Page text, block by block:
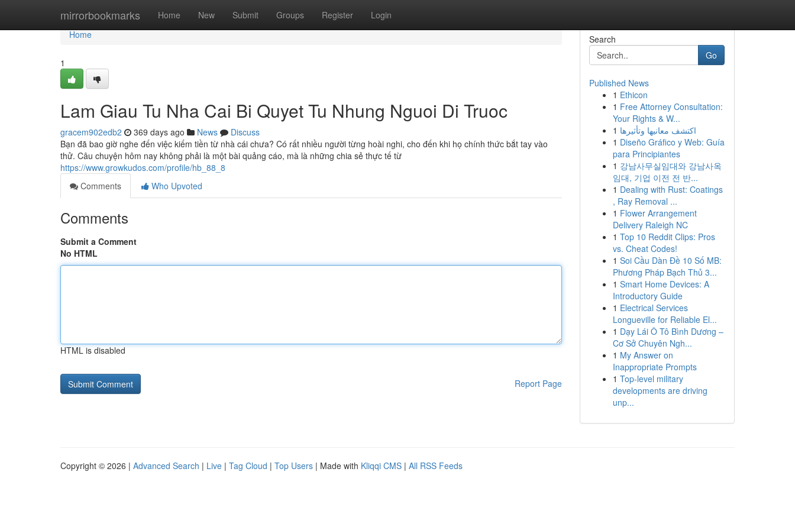
mirrorbookmarks Home New Submit Groups Register Login
Home
Home
1
Lam Giau Tu Nha Cai Bi Quyet Tu Nhung Nguoi Di Truoc
gracem902edb2 369 days ago News
Discuss
Bạn đã bao giờ nghe đến việc kiếm tiền từ nhà cái chưa? Có rất nhiều người từng hoài nghi, cho đến khi họ chính thức bắt tay vào
thử. Câu chuyện hôm nay không phải là một bài quảng cáo, mà là những chia sẻ thực tế từ
https://www.growkudos.com/profile/hb_88_8
Comments
Who Upvoted
Comments
Submit a Comment
No HTML
HTML is disabled
Report Page
Search
Go
Published News
1 Ethicon
1 Free Attorney Consultation:
Your Rights & W...
1 اكتشف معانيها وتأثيرها
1 Diseño Gráfico y Web: Guía
para Principiantes
1 강남사무실임대와 강남사옥
임대, 기업 이전 전 반...
1 Dealing with Rust: Coatings
, Ray Removal ...
1 Flower Arrangement
Delivery Raleigh NC
1 Top 10 Reddit Clips: Pros
vs. Cheat Codes!
1 Soi Cầu Dàn Đề 10 Số MB:
Phương Pháp Bạch Thủ 3...
1 Smart Home Devices: A
Introductory Guide
1 Electrical Services
Longueville for Reliable El...
1 Dạy Lái Ô Tô Bình Dương –
Cơ Sở Chuyên Ngh...
1 My Answer on
Inappropriate Prompts
1 Top-level military
developments are driving
unp...
Copyright © 2026 | Advanced Search | Live | Tag Cloud | Top Users | Made with Kliqqi CMS | All RSS Feeds